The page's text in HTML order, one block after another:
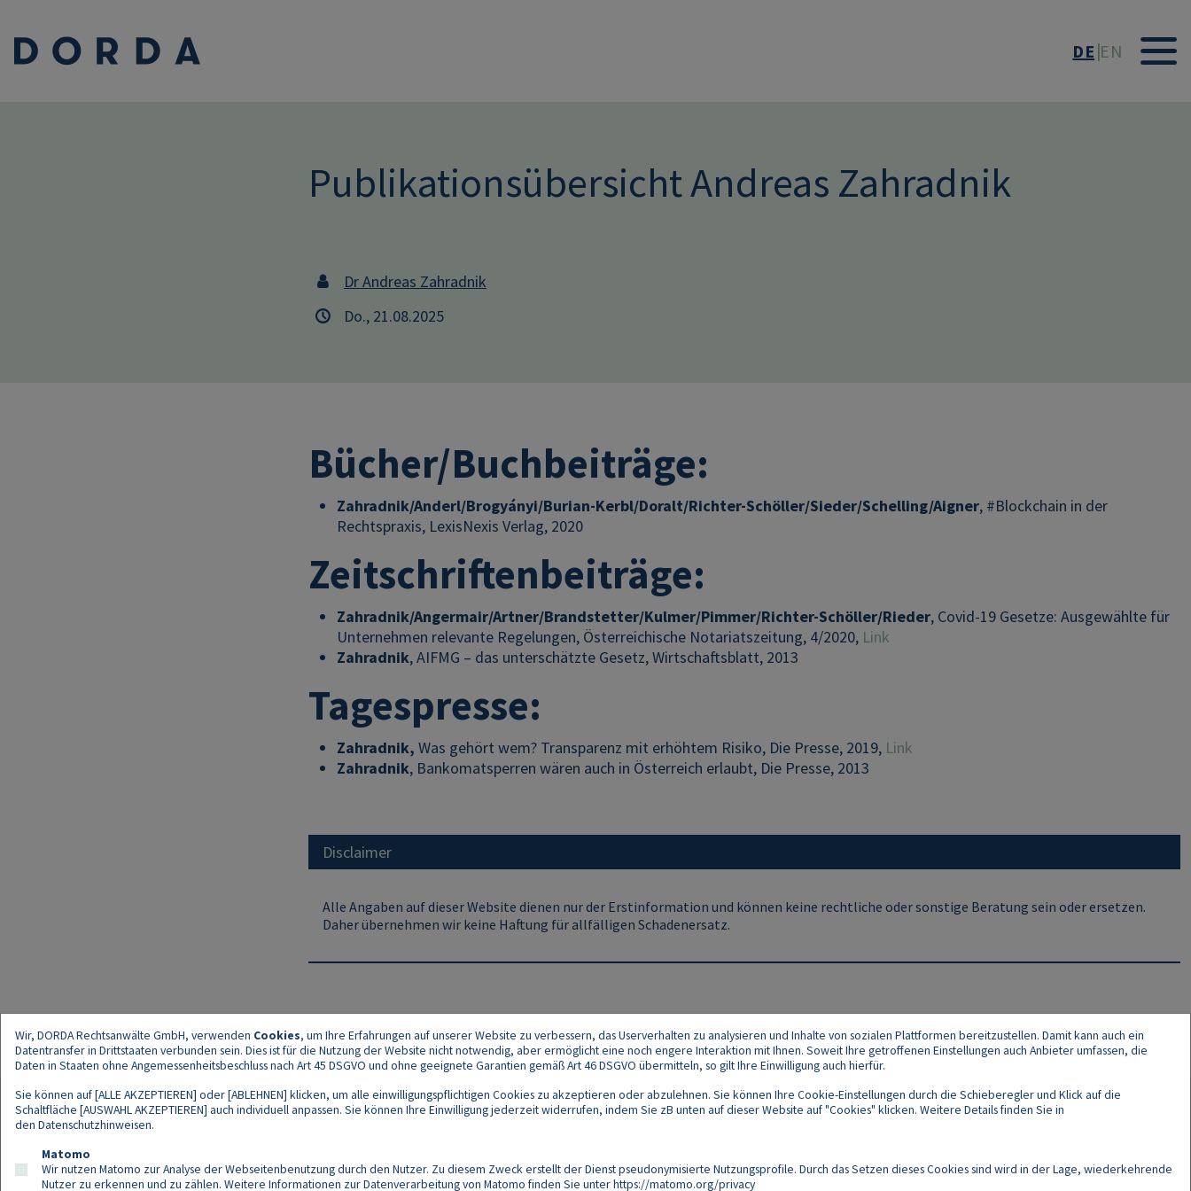
DE EN
Publikationsübersicht Andreas Zahradnik
Dr Andreas Zahradnik
Do., 21.08.2025
Bücher/Buchbeiträge:
Zahradnik/Anderl/Brogyányi/Burian-Kerbl/Doralt/Richter-Schöller/Sieder/Schelling/Aigner, #Blockchain in der
Rechtspraxis, LexisNexis Verlag, 2020
Zeitschriftenbeiträge:
Zahradnik/Angermair/Artner/Brandstetter/Kulmer/Pimmer/Richter-Schöller/Rieder, Covid-19 Gesetze: Ausgewählte für
Unternehmen relevante Regelungen, Österreichische Notariatszeitung, 4/2020, Link
Zahradnik, AIFMG – das unterschätzte Gesetz, Wirtschaftsblatt, 2013
Tagespresse:
Zahradnik, Was gehört wem? Transparenz mit erhöhtem Risiko, Die Presse, 2019, Link
Zahradnik, Bankomatsperren wären auch in Österreich erlaubt, Die Presse, 2013
Disclaimer
Alle Angaben auf dieser Website dienen nur der Erstinformation und können keine rechtliche oder sonstige Beratung sein oder ersetzen.
Daher übernehmen wir keine Haftung für allfälligen Schadenersatz.
Footer
Wir, DORDA Rechtsanwälte GmbH, verwenden Cookies, um Ihre Erfahrungen auf unserer Website zu verbessern, das Userverhalten zu analysieren und Inhalte von sozialen Plattformen bereitzustellen. Damit kann auch ein
Datentransfer in Drittstaaten verbunden sein. Dies ist für die Nutzung der Website nicht notwendig, aber ermöglicht eine noch engere Interaktion mit Ihnen. Soweit Ihre getroffenen Einstellungen auch Anbieter umfassen, die
Daten in Staaten ohne Angemessenheitsbeschluss nach Art 45 DSGVO und ohne geeignete Garantien gemäß Art 46 DSGVO übermitteln, so gilt Ihre Einwilligung auch hierfür.
Sie können auf [ALLE AKZEPTIEREN] oder [ABLEHNEN] klicken, um alle einwilligungspflichtigen Cookies zu akzeptieren oder abzulehnen. Sie können Ihre Cookie-Einstellungen durch die Schieberegler und Klick auf die
Schaltfläche [AUSWAHL AKZEPTIEREN] auch individuell anpassen. Sie können Ihre Einwilligung jederzeit widerrufen, indem Sie zB unten auf dieser Website auf "Cookies" klicken. Weitere Details finden Sie in
den Datenschutzhinweisen.
Matomo
Wir nutzen Matomo zur Analyse der Webseitenbenutzung durch den Nutzer. Zu diesem Zweck erstellt der Dienst pseudonymisierte Nutzungsprofile. Durch das Setzen dieses Cookies sind wird in der Lage, wiederkehrende
Nutzer zu erkennen und zu zählen. Weitere Informationen zur Datenverarbeitung von Matomo finden Sie unterhttps://matomo.org/privacy